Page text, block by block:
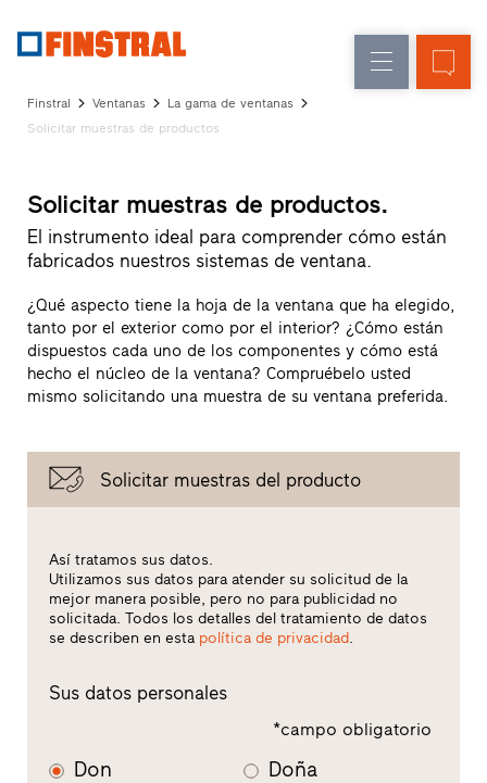
Puertas
entrada
Acristalamientos
Obra
Servicio
Programa
Finstral
Partner
de
distribuidores
Enlaces
directos
Finstral Ventanas
La gama de ventanas
Solicitar muestras de productos
Solicitar muestras de productos.
El instrumento ideal para comprender cómo están
fabricados nuestros sistemas de ventana.
¿Qué aspecto tiene la hoja de la ventana que ha elegido,
tanto por el exterior como por el interior? ¿Cómo están
dispuestos cada uno de los componentes y cómo está
hecho el núcleo de la ventana? Compruébelo usted
mismo solicitando una muestra de su ventana preferida.
Solicitar muestras del producto
Así tratamos sus datos.
Utilizamos sus datos para atender su solicitud de la
mejor manera posible, pero no para publicidad no
solicitada. Todos los detalles del tratamiento de datos
se describen en esta política de privacidad.
Sus datos personales
*campo obligatorio
Don Doña